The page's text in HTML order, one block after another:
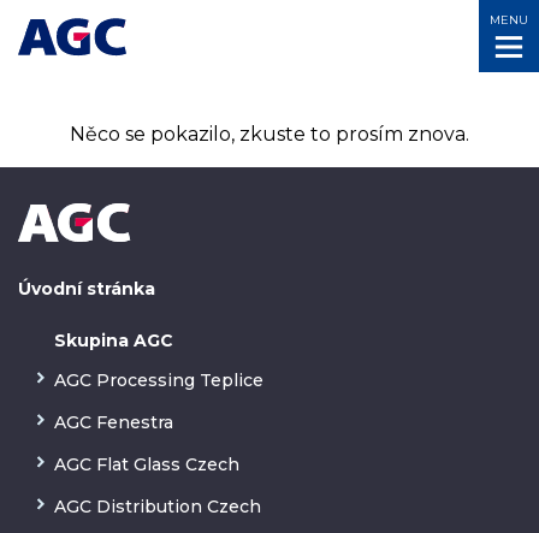
MENU
Něco se pokazilo, zkuste to prosím znova.
Úvodní stránka
Skupina AGC
AGC Processing Teplice
AGC Fenestra
AGC Flat Glass Czech
AGC Distribution Czech